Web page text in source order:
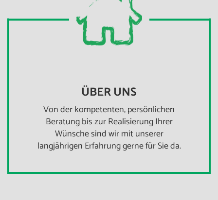
ÜBER UNS
Von der kompetenten, persönlichen
Beratung bis zur Realisierung Ihrer
Wünsche sind wir mit unserer
langjährigen Erfahrung gerne für Sie da.